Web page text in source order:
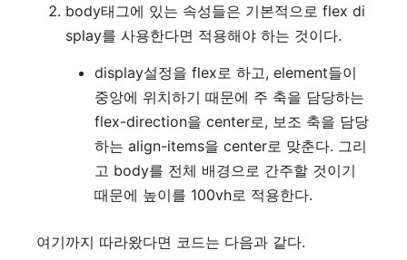
body태그에 있는 속성들은 기본적으로 flex di
splay를 사용한다면 적용해야 하는 것이다.
display설정을 flex로 하고, element들이
중앙에 위치하기 때문에 주 축을 담당하는
flex-direction을 center로, 보조 축을 담당
하는 align-items을 center로 맞춘다. 그리
고 body를 전체 배경으로 간주할 것이기
때문에 높이를 100vh로 적용한다.
여기까지 따라왔다면 코드는 다음과 같다.